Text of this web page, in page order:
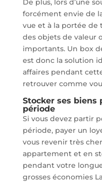
De plus, lors d’une
forcément envie de
vue et à la portée de
des objets de valeur
importants. Un box
est donc la solution
affaires pendant
retrouver comme
Stocker ses biens
période
Si vous devez partir
période, payer un
vous revenir très
appartement et en
pendant votre
grosses économies